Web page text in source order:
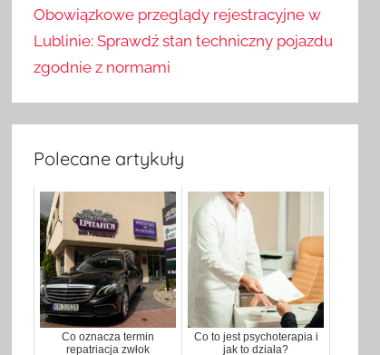
Obowiązkowe przeglądy rejestracyjne w
Lublinie: Sprawdź stan techniczny pojazdu
zgodnie z normami
Polecane artykuły
Co oznacza termin
repatriacja zwłok
Co to jest psychoterapia i
jak to działa?